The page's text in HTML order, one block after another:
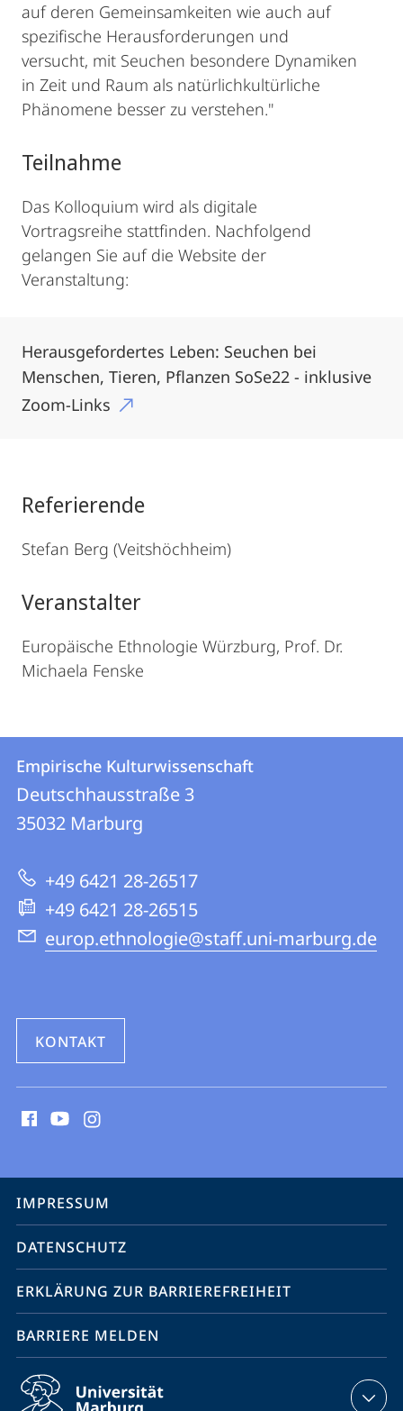
auf deren Gemeinsamkeiten wie auch auf
spezifische Herausforderungen und
versucht, mit Seuchen besondere Dynamiken
in Zeit und Raum als natürlichkultürliche
Phänomene besser zu verstehen."
Teilnahme
Das Kolloquium wird als digitale
Vortragsreihe stattfinden. Nachfolgend
gelangen Sie auf die Website der
Veranstaltung:
Herausgefordertes Leben: Seuchen bei
Menschen, Tieren, Pflanzen SoSe22 - inklusive
Zoom-Links
Referierende
Stefan Berg (Veitshöchheim)
Veranstalter
Europäische Ethnologie Würzburg, Prof. Dr.
Michaela Fenske
Kontakt
und
Informationen
zur
Website
Kontaktinformationen
Empirische
Kulturwissenschaft
Empirische Kulturwissenschaft
Deutschhausstraße 3
35032 Marburg
+49 6421 28-26517
+49 6421 28-26515
europ.ethnologie@staff.uni-marburg.de
KONTAKT
Media
Service-
Navigation
IMPRESSUM
DATENSCHUTZ
ERKLÄRUNG ZUR BARRIEREFREIHEIT
BARRIERE MELDEN